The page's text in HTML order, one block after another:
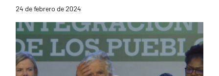
24 de febrero de 2024